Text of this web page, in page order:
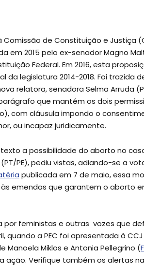
Comissão de Constituição e Justiça
2015 pelo ex-senador Magno
Federal. Em 2016, esta
da legislatura 2014-2018. Foi trazida
relatora, senadora Selma Arruda
que mantém os dois
com cláusula impondo o
ou incapaz juridicamente.
a possibilidade do aborto no
PE), pediu vistas, adiando-se a
publicada em 7 de maio, essa
emendas que garantem o aborto
feministas e outras vozes que
a PEC foi apresentada à
Miklos e Antonia Pellegrino (
Verifique também os alertas